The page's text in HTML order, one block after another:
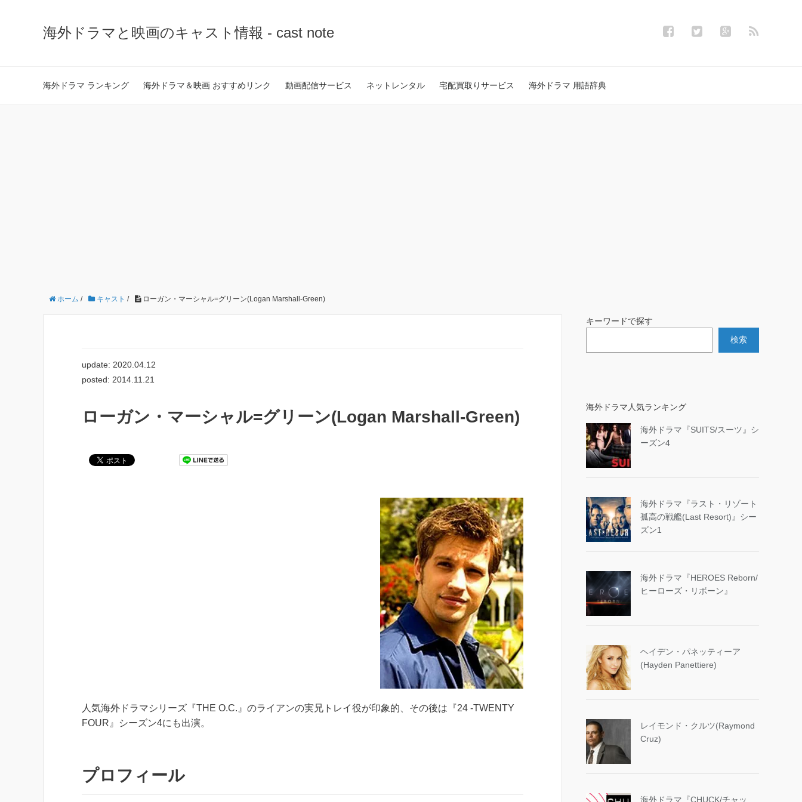
海外ドラマと映画のキャスト情報 - cast note
海外ドラマ ランキング 海外ドラマ＆映画 おすすめリンク 動画配信サービス ネットレンタル 宅配買取りサービス 海外ドラマ 用語辞典
ホーム / キャスト / ローガン・マーシャル=グリーン(Logan Marshall-Green)
update: 2020.04.12
posted: 2014.11.21
ローガン・マーシャル=グリーン(Logan Marshall-Green)
人気海外ドラマシリーズ『THE O.C.』のライアンの実兄トレイ役が印象的、その後は『24 -TWENTY
FOUR』シーズン4にも出演。
プロフィール
キーワードで探す
検索
海外ドラマ人気ランキング
海外ドラマ『SUITS/スーツ』シ
ーズン4
海外ドラマ『ラスト・リゾート
孤高の戦艦(Last Resort)』シー
ズン1
海外ドラマ『HEROES Reborn/
ヒーローズ・リボーン』
ヘイデン・パネッティーア
(Hayden Panettiere)
レイモンド・クルツ(Raymond
Cruz)
海外ドラマ『CHUCK/チャッ